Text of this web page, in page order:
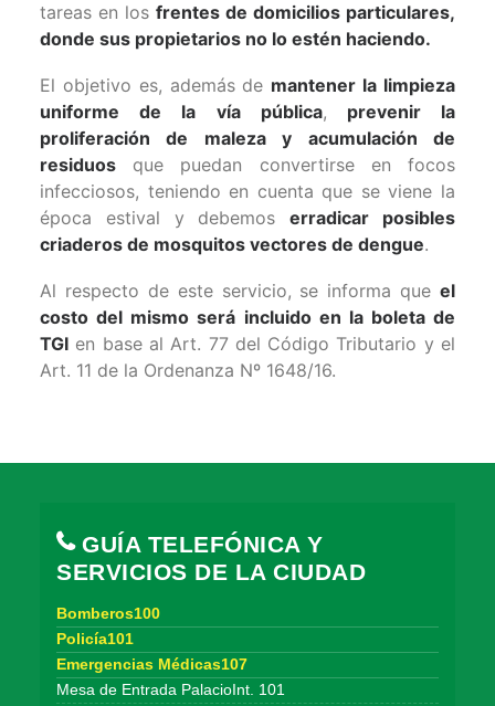
tareas en los frentes de domicilios particulares,
donde sus propietarios no lo estén haciendo.
El objetivo es, además de mantener la limpieza
uniforme de la vía pública, prevenir la
proliferación de maleza y acumulación de
residuos que puedan convertirse en focos
infecciosos, teniendo en cuenta que se viene la
época estival y debemoserradicar posibles
criaderos de mosquitos vectores de dengue.
Al respecto de este servicio, se informa que el
costo del mismo será incluido en la boleta de
TGI en base al Art. 77 del Código Tributario y el
Art. 11 de la Ordenanza Nº 1648/16.
GUÍA TELEFÓNICA Y
SERVICIOS DE LA CIUDAD
Bomberos100
Policía101
Emergencias Médicas107
Mesa de Entrada PalacioInt. 101